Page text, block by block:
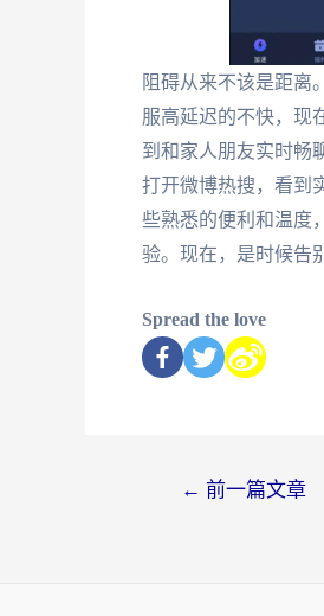
阻碍从来不该是距离
服高延迟的不快，现
到和家人朋友实时畅
打开微博热搜，看到
些熟悉的便利和温度
验。现在，是时候告
Spread the love
← 前一篇文章